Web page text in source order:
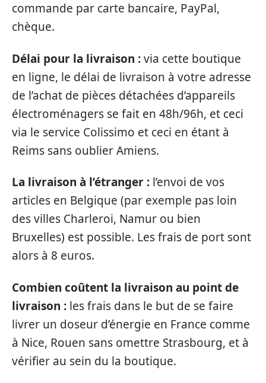
commande par carte bancaire, PayPal,
chèque.
Délai pour la livraison :via cette boutique
en ligne, le délai de livraison à votre adresse
de l’achat de pièces détachées d’appareils
électroménagers se fait en 48h/96h, et ceci
via le service Colissimo et ceci en étant à
Reims sans oublier Amiens.
La livraison à l’étranger : l’envoi de vos
articles en Belgique (par exemple pas loin
des villes Charleroi, Namur ou bien
Bruxelles) est possible. Les frais de port sont
alors à 8 euros.
Combien coûtent la livraison au point de
livraison : les frais dans le but de se faire
livrer un doseur d’énergie en France comme
à Nice, Rouen sans omettre Strasbourg, et à
vérifier au sein du la boutique.